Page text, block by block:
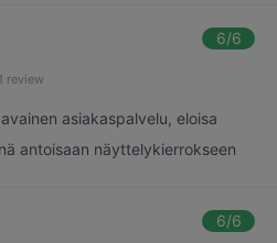
6/6
1 review
asiakaspalvelu, eloisa
antoisaan näyttelykierrokseen
6/6